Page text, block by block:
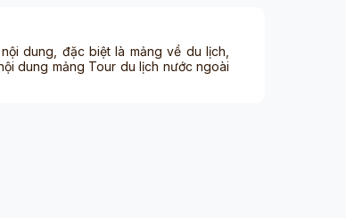
dung, đặc biệt là mảng về du lịch,
dung mảng Tour du lịch nước ngoài